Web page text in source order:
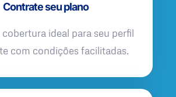
Contrate seu plano
cobertura ideal para seu perfil
com condições facilitadas.